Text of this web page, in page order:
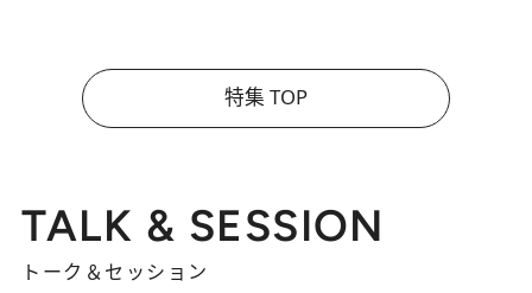
特集 TOP
TALK & SESSION
トーク＆セッション